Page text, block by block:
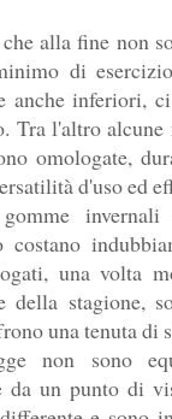
alla fine non
di
anche inferiori,
Tra l'altro alcune
omologate,
d'uso ed
invernali
costano
una volta
della stagione,
una tenuta di
non sono
da un punto di